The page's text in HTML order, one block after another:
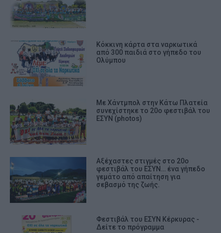
Κόκκινη κάρτα στα ναρκωτικά
από 300 παιδιά στο γήπεδο του
Ολύμπου
Με Χάντμπολ στην Κάτω Πλατεία
συνεχίστηκε το 20ο φεστιβάλ του
ΕΣΥΝ (photos)
Αξέχαστες στιγμές στο 20ο
φεστιβάλ του ΕΣΥΝ… ένα γήπεδο
γεμάτο από απαίτηση για
σεβασμό της ζωής.
Φεστιβάλ του ΕΣΥΝ Κέρκυρας -
Δείτε το πρόγραμμα